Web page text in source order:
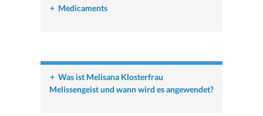
+ Medicaments
+ Was ist Melisana Klosterfrau
Melissengeist und wann wird es angewendet?